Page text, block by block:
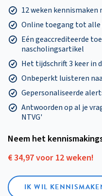
12 weken kennismaken
Online toegang tot
Eén geaccrediteerde
nascholingsartikel
Het tijdschrift 3 keer in
Onbeperkt luisteren
Gepersonaliseerde
Antwoorden op al je
NTVG'
Neem het
€ 34,97 voor 12 weken!
IK WIL